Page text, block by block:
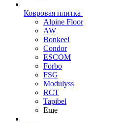
Ковровая плитка
Alpine Floor
AW
Bonkeel
Condor
ESCOM
Forbo
FSG
Modulyss
RCT
Tapibel
Еще